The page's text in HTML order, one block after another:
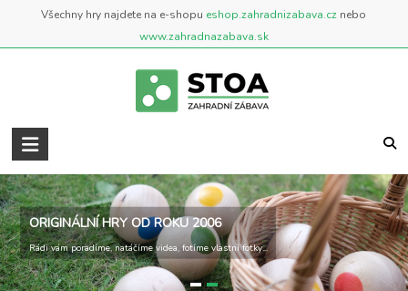
Všechny hry najdete na e-shopu eshop.zahradnizabava.cz nebo
www.zahradnazabava.sk
Zahradní
Zábava
..::
BLOG
::..
ORIGINÁLNÍ HRY OD ROKU 2006
Rádi vám poradíme, natáčíme videa, fotíme vlastní fotky...